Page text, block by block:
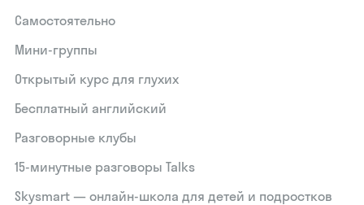
Самостоятельно
Мини-группы
Открытый курс для глухих
Бесплатный английский
Разговорные клубы
15‑минутные разговоры Talks
Skysmart — онлайн-школа для детей и подростков